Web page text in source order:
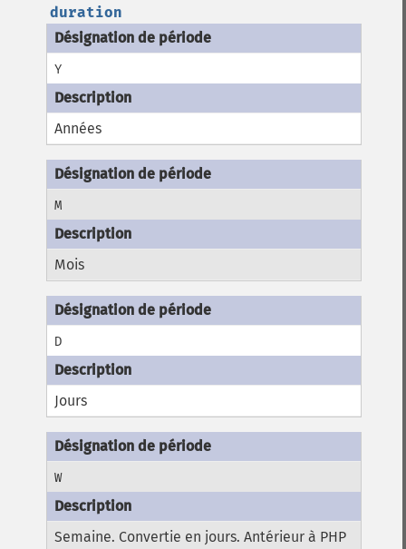
duration
Y
Années
M
Mois
D
Jours
W
Semaine. Convertie en jours. Antérieur à PHP